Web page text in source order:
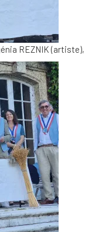
REZNIK (artiste),